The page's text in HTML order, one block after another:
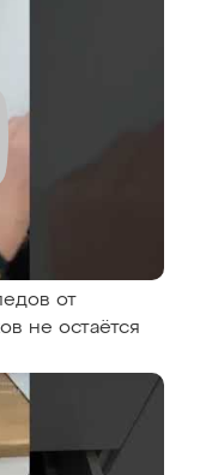
от
не остаётся